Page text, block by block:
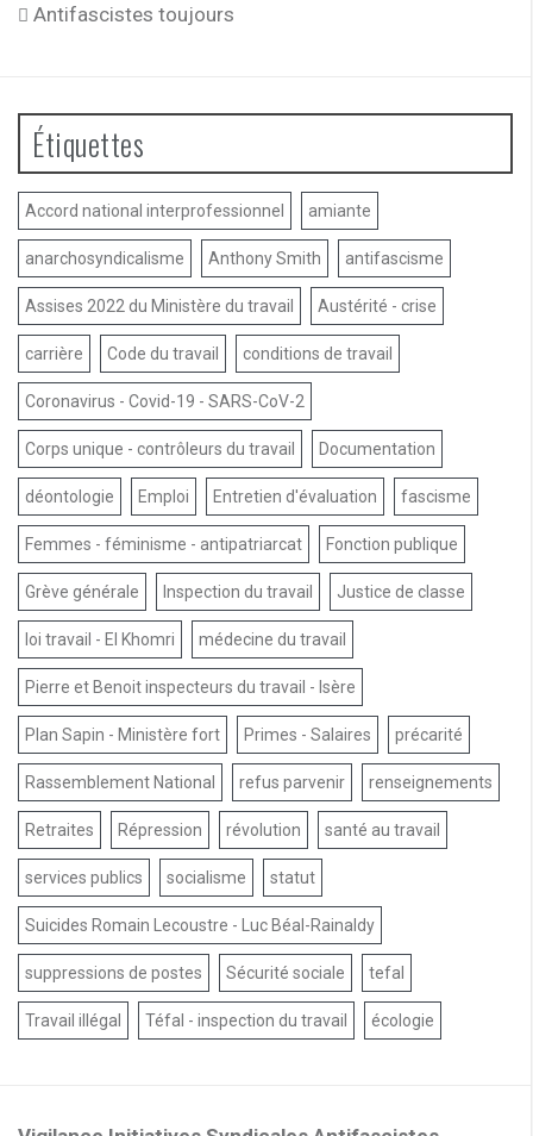
Antifascistes toujours
Étiquettes
Accord national interprofessionnel amiante
anarchosyndicalisme Anthony Smith antifascisme
Assises 2022 du Ministère du travail Austérité - crise
carrière Code du travail conditions de travail
Coronavirus - Covid-19 - SARS-CoV-2
Corps unique - contrôleurs du travail Documentation
déontologie Emploi Entretien d'évaluation fascisme
Femmes - féminisme - antipatriarcat Fonction publique
Grève générale Inspection du travail Justice de classe
loi travail - El Khomri médecine du travail
Pierre et Benoit inspecteurs du travail - Isère
Plan Sapin - Ministère fort Primes - Salaires précarité
Rassemblement National refus parvenir renseignements
Retraites Répression révolution santé au travail
services publics socialisme statut
Suicides Romain Lecoustre - Luc Béal-Rainaldy
suppressions de postes Sécurité sociale tefal
Travail illégal Téfal - inspection du travail écologie